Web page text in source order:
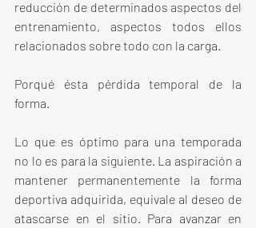
reducción de determinados aspectos del
entrenamiento, aspectos todos ellos
relacionados sobre todo con la carga.
Porqué ésta pérdida temporal de la
forma.
Lo que es óptimo para una temporada
no lo es para la siguiente. La aspiración a
mantener permanentemente la forma
deportiva adquirida, equivale al deseo de
atascarse en el sitio. Para avanzar en